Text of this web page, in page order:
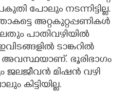
പോലും നടന്നിട്ടില്ല.
അറ്റകുറ്റപ്പണികൾ
പാതിവഴിയിൽ
ടാങ്കറിൽ
അവസ്ഥയാണ്. ഭൂരിഭാഗം
മിഷൻ വഴി
കിട്ടിയില്ല.